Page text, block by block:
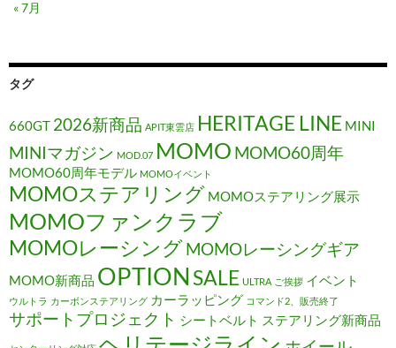
« 7月
タグ
660GT 2026新商品 APIT東雲店 HERITAGE LINE MINI
MINIマガジン MOD.07 MOMO MOMO60周年
MOMO60周年モデル MOMOイベント
MOMOステアリング MOMOステアリング展示
MOMOファンクラブ
MOMOレーシングMOMOレーシングギア
MOMO新商品 OPTION SALE ULTRA ご挨拶 イベント
ウルトラ カーボンステアリング カーラッピング コマンド2、販売終了
サポートプロジェクト シートベルト ステアリング新商品